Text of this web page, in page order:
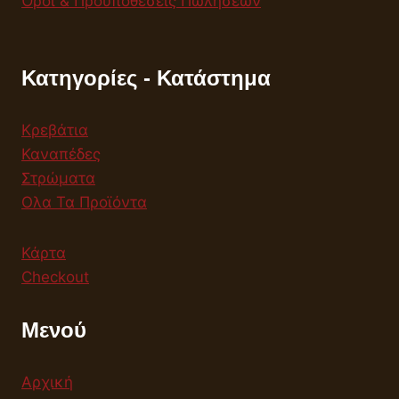
Κατηγορίες - Κατάστημα
Κρεβάτια
Καναπέδες
Στρώματα
Ολα Τα Προϊόντα
Κάρτα
Checkout
Μενού
Αρχική